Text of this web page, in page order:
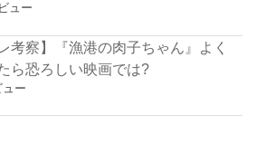
ュー
考察】『漁港の肉子ちゃん』よく
ら恐ろしい映画では?
ー